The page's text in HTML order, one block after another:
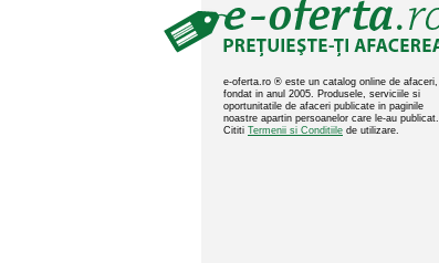
e-oferta.ro ® este un catalog online de afaceri,
fondat in anul 2005. Produsele, serviciile si
oportunitatile de afaceri publicate in paginile
noastre apartin persoanelor care le-au publicat.
Cititi Termenii si Conditiile de utilizare.